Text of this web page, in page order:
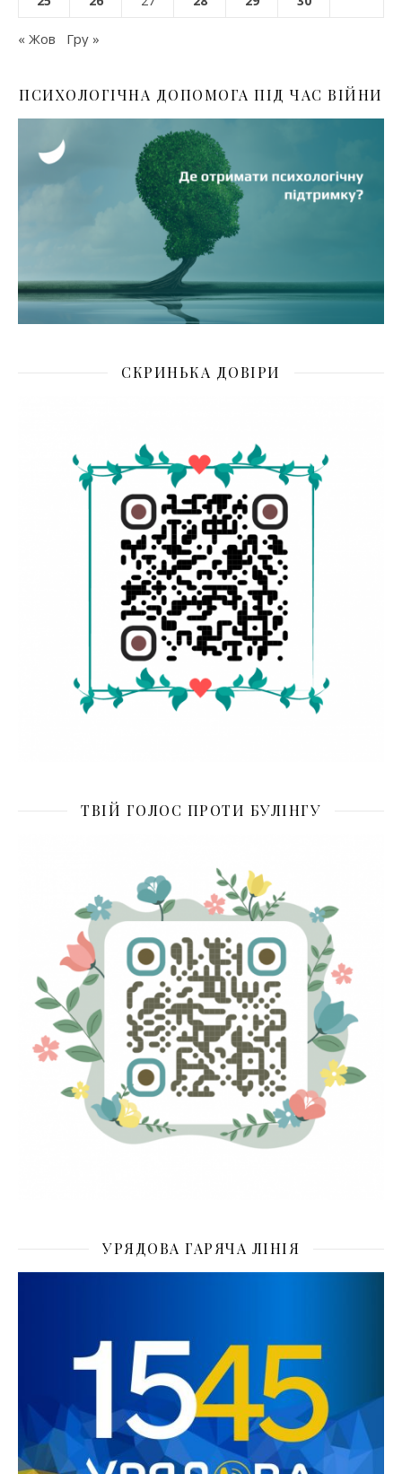
« Жов Гру »
ПСИХОЛОГІЧНА ДОПОМОГА ПІД ЧАС ВІЙНИ
СКРИНЬКА ДОВІРИ
ТВІЙ ГОЛОС ПРОТИ БУЛІНГУ
УРЯДОВА ГАРЯЧА ЛІНІЯ